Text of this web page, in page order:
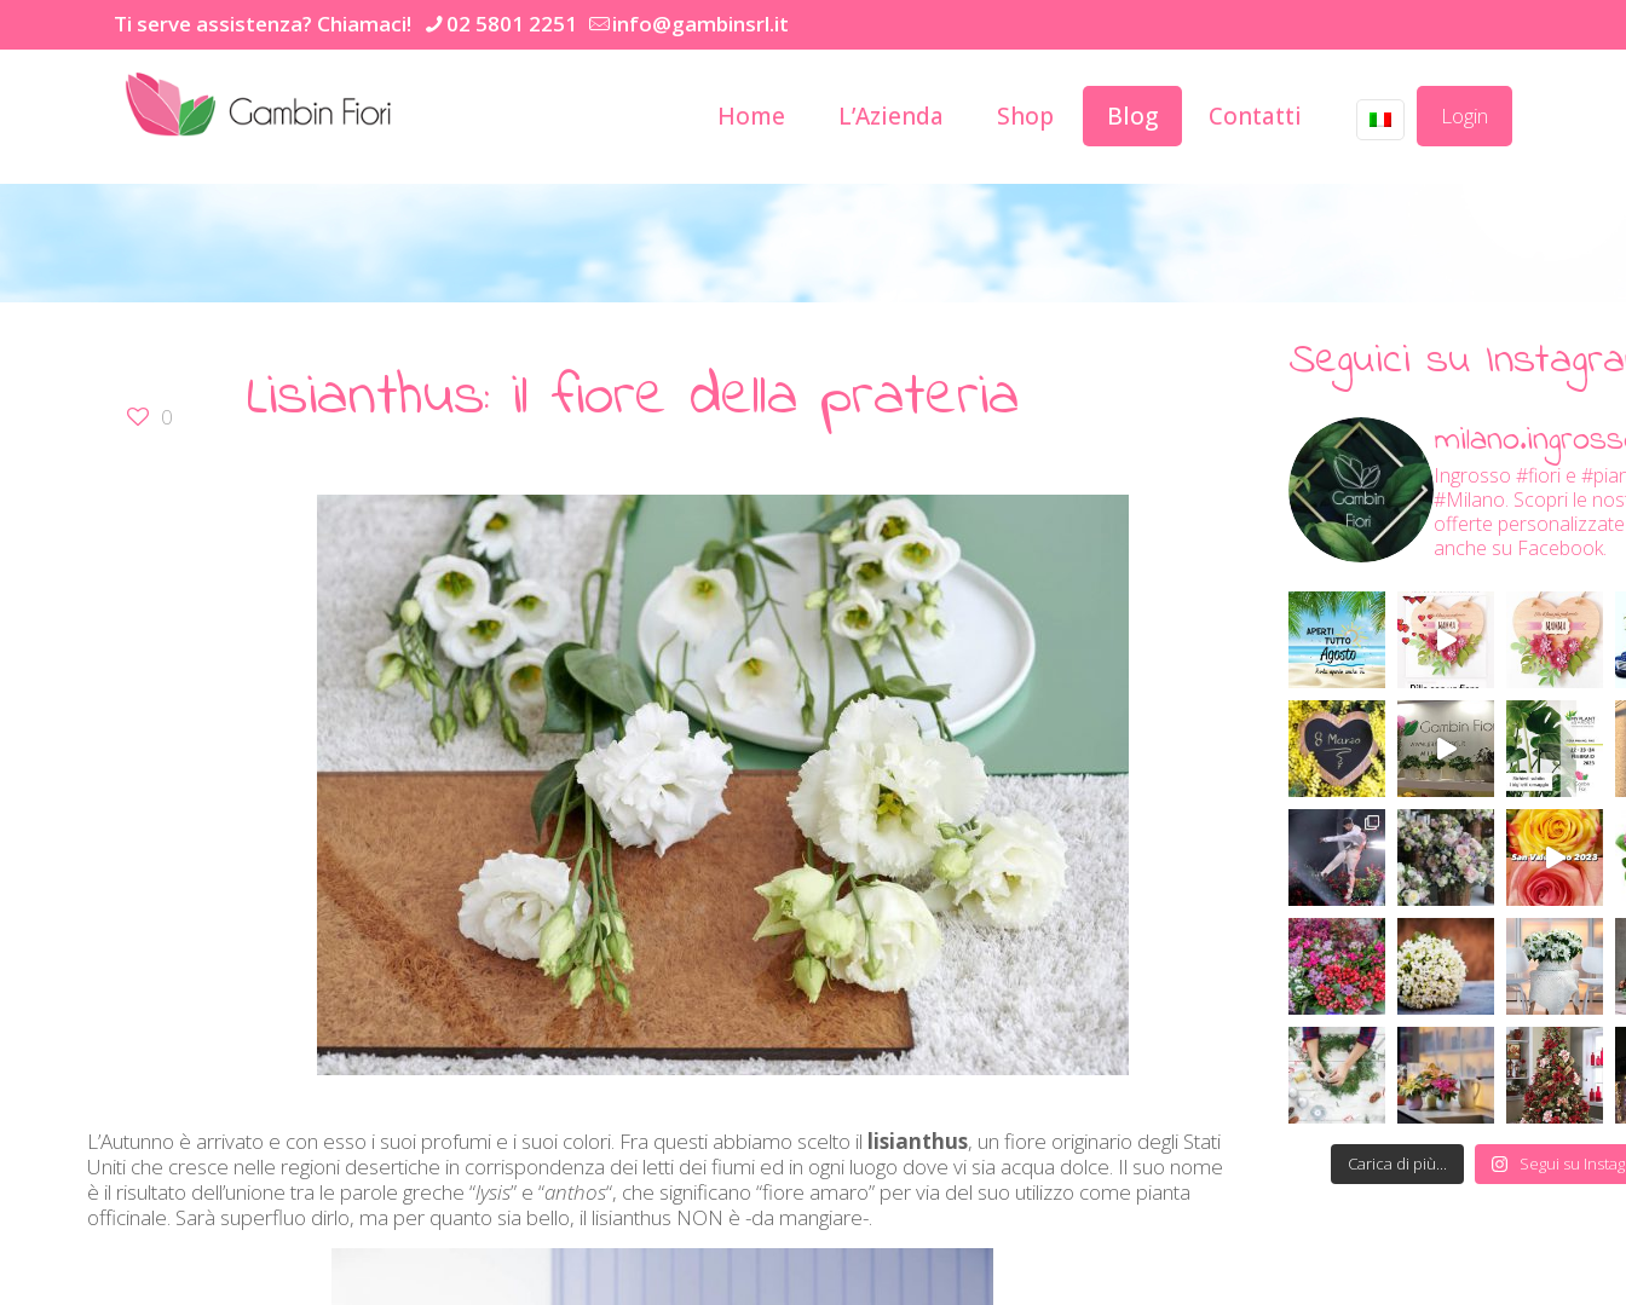
Ti serve assistenza? Chiamaci! 02 5801 2251 info@gambinsrl.it
Home L’Azienda Shop Blog Contatti Login
0 Lisianthus: il fiore della prateria
L’Autunno è arrivato e con esso i suoi profumi e i suoi colori. Fra questi abbiamo scelto il lisianthus, un fiore originario degli Stati
Uniti che cresce nelle regioni desertiche in corrispondenza dei letti dei fiumi ed in ogni luogo dove vi sia acqua dolce. Il suo nome
è il risultato dell’unione tra le parole greche “lysis” e “anthos“, che significano “fiore amaro” per via del suo utilizzo come pianta
officinale. Sarà superfluo dirlo, ma per quanto sia bello, il lisianthus NON è -da mangiare-.
Seguici su
Ingrosso #fiori e
#Milano. Scopri le
offerte
anche su Facebook.
Carica di più... Segui su